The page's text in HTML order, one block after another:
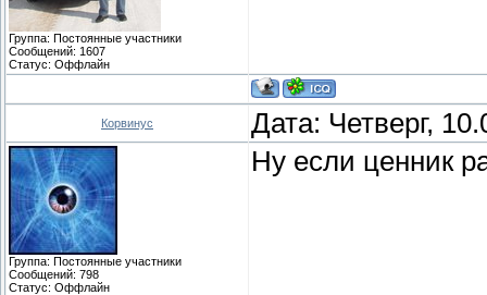
Группа: Постоянные участники
Сообщений: 1607
Статус: Оффлайн
Корвинус Дата: Четверг,
Группа: Постоянные участники
Сообщений: 798
Статус: Оффлайн
Ну если ценник